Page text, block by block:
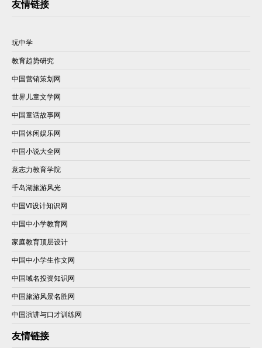
友情链接
玩中学
教育趋势研究
中国营销策划网
世界儿童文学网
中国童话故事网
中国休闲娱乐网
中国小说大全网
意志力教育学院
千岛湖旅游风光
中国VI设计知识网
中国中小学教育网
家庭教育顶层设计
中国中小学生作文网
中国域名投资知识网
中国旅游风景名胜网
中国演讲与口才训练网
友情链接